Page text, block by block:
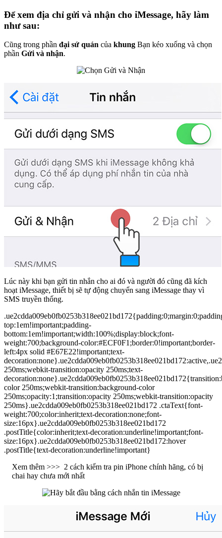
Để xem địa chỉ gửi và nhận cho iMessage, hãy làm
như sau:
Cũng trong phần đại sứ quán của khung Bạn kéo xuống và chọn
phần Gửi và nhận.
Lúc này khi bạn gửi tin nhắn cho ai đó và người đó cũng đã kích
hoạt iMessage, thiết bị sẽ tự động chuyển sang iMessage thay vì
SMS truyền thống.
top:1em!important;padding-
bottom:1em!important;width:100%;display:block;font-
weight:700;background-color:#ECF0F1;border:0!important;border-
left:4px solid #E67E22!important;text-
250ms;webkit-transition:opacity 250ms;text-
color 250ms;webkit-transition:background-color
250ms;opacity:1;transition:opacity 250ms;webkit-transition:opacity
250ms}.ue2cdda009eb0fb0253b318ee021bd172 .ctaText{font-
weight:700;color:inherit;text-decoration:none;font-
size:16px}.ue2cdda009eb0fb0253b318ee021bd172
.postTitle{color:inherit;text-decoration:underline!important;font-
size:16px}.ue2cdda009eb0fb0253b318ee021bd172:hover
.postTitle{text-decoration:underline!important}
Xem thêm >>> 2 cách kiểm tra pin iPhone chính hãng, có bị
chai hay chưa mới nhất